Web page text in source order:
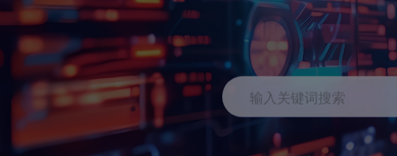
输入关键词搜索